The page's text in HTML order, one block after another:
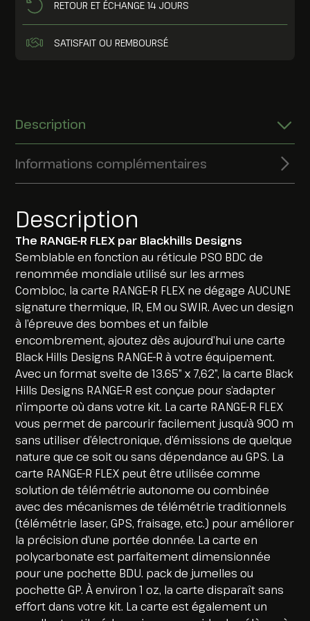
RETOUR ET ÉCHANGE 14 JOURS
SATISFAIT OU REMBOURSÉ
Description
Informations complémentaires
Description
The RANGE-R FLEX par Blackhills Designs
Semblable en fonction au réticule PSO BDC de
renommée mondiale utilisé sur les armes
Combloc, la carte RANGE-R FLEX ne dégage AUCUNE
signature thermique, IR, EM ou SWIR. Avec un design
à l’épreuve des bombes et un faible
encombrement, ajoutez dès aujourd’hui une carte
Black Hills Designs RANGE-R à votre équipement.
Avec un format svelte de 13.65″ x 7,62″, la carte Black
Hills Designs RANGE-R est conçue pour s’adapter
n’importe où dans votre kit. La carte RANGE-R FLEX
vous permet de parcourir facilement jusqu’à 900 m
sans utiliser d’électronique, d’émissions de quelque
nature que ce soit ou sans dépendance au GPS. La
carte RANGE-R FLEX peut être utilisée comme
solution de télémétrie autonome ou combinée
avec des mécanismes de télémétrie traditionnels
(télémétrie laser, GPS, fraisage, etc.) pour améliorer
la précision d’une portée donnée. La carte en
polycarbonate est parfaitement dimensionnée
pour une pochette BDU. pack de jumelles ou
pochette GP. À environ 1 oz, la carte disparaît sans
effort dans votre kit. La carte est également un